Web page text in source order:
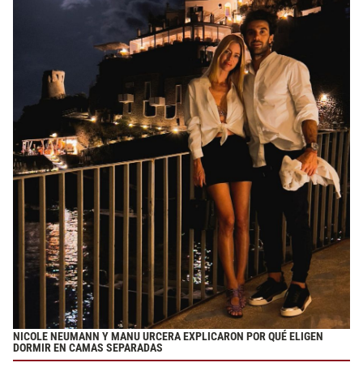
NICOLE NEUMANN Y MANU URCERA EXPLICARON POR QUÉ ELIGEN
DORMIR EN CAMAS SEPARADAS